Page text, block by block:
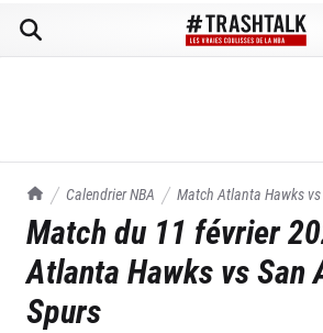
TrashTalk Actu NBA
Calendrier NBA MatchAtlanta Hawks vs
11/02/2022
Match du 11 février
Atlanta Hawks vsSan
Spurs